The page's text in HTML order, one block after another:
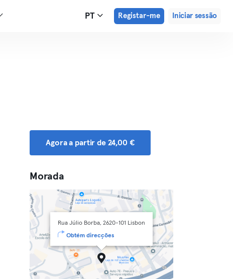
PT Registar-me Iniciar sessão
Agora a partir de 24,00 €
Morada
Rua Júlio Borba, 2620-101 Lisbon
Obtém direcções